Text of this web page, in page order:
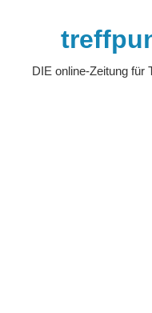
DIE online-Zeitung